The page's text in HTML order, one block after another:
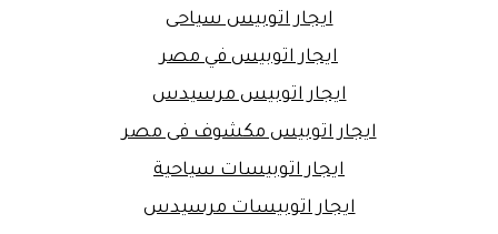
ايجار اتوبيس سياحى
ايجار اتوبيس في مصر
ايجار اتوبيس مرسيدس
ايجار اتوبيس مكشوف فى مصر
ايجار اتوبيسات سياحية
ايجار اتوبيسات مرسيدس